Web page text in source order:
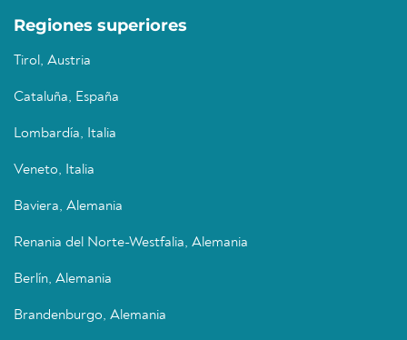
Regiones superiores
Tirol, Austria
Cataluña, España
Lombardía, Italia
Veneto, Italia
Baviera, Alemania
Renania del Norte-Westfalia, Alemania
Berlín, Alemania
Brandenburgo, Alemania